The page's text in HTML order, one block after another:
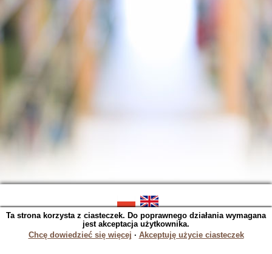
SOWA OPAC v. 5.22.16 (2023-06-07)
Wygenerowano w 0,0284 s.
Ta strona korzysta z ciasteczek. Do poprawnego działania wymagana
jest akceptacja użytkownika.
Chcę dowiedzieć się więcej ∙ Akceptuję użycie ciasteczek